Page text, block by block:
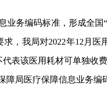
业务编码标准，形成全
求，我局对2022年12月
表该医用耗材可单独收
局医疗保障信息业务编